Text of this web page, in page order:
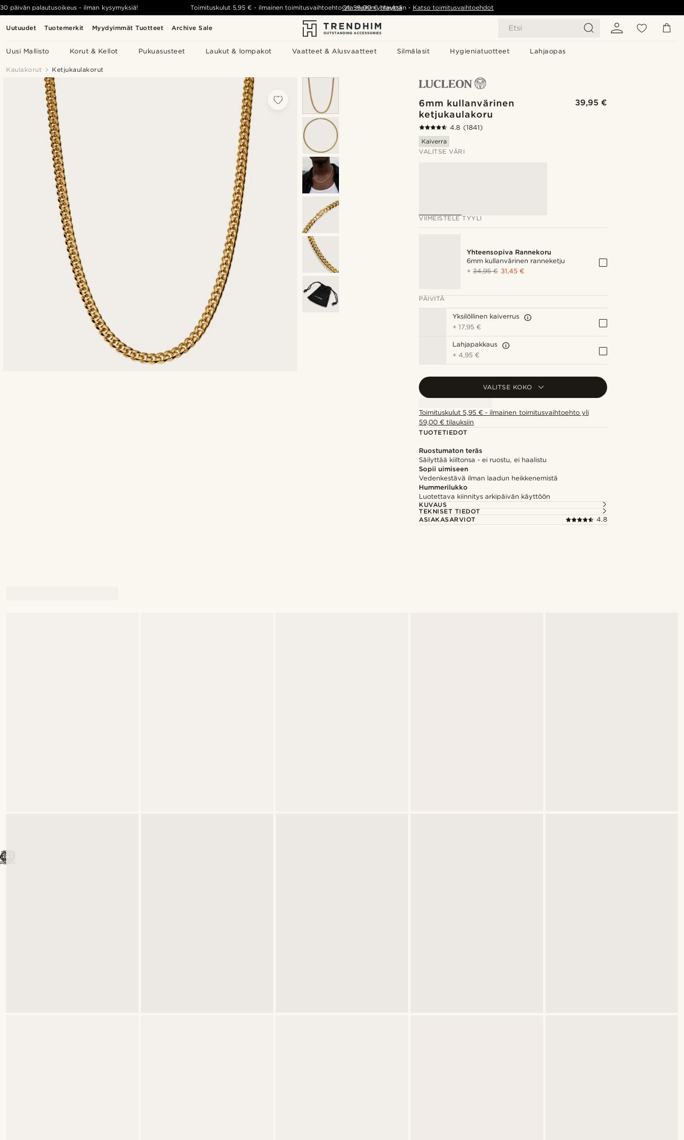
Uutuudet Tuotemerkit Myydyimmät Tuotteet Archive Sale Etsi
Uusi Mallisto Korut & Kellot Pukuasusteet Laukut & lompakot Vaatteet & Alusvaatteet Silmälasit Hygieniatuotteet Lahjaopas
30 päivän palautusoikeus - ilman kysymyksiä! Toimituskulut 5,95 € - ilmainen toimitusvaihtoehto yli 59,00 €tilauksiin - Katso toimitusvaihtoehdot
Ota meihin yhteyttä
Kaulakorut Ketjukaulakorut
6mm kullanvärinen
ketjukaulakoru
39,95 €
4.8 (1841)
Kaiverra
VALITSE VÄRI
VIIMEISTELE TYYLI
Yhteensopiva Rannekoru
6mm kullanvärinen ranneketju
+34,95 € 31,45 €
PÄIVITÄ
Yksilöllinen kaiverrus
+17,95 €
Lahjapakkaus
+4,95 €
VALITSE KOKO
Toimituskulut 5,95 € - ilmainen toimitusvaihtoehto yli
59,00 € tilauksiin
TUOTETIEDOT
Ruostumaton teräs
Säilyttää kiiltonsa - ei ruostu, ei haalistu
Sopii uimiseen
Vedenkestävä ilman laadun heikkenemistä
Hummerilukko
Luotettava kiinnitys arkipäivän käyttöön
KUVAUS
TEKNISET TIEDOT
ASIAKASARVIOT
4.8